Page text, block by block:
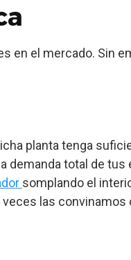
en el mercado. Sin
planta tenga
demanda total de tus
somplando el
las convinamos